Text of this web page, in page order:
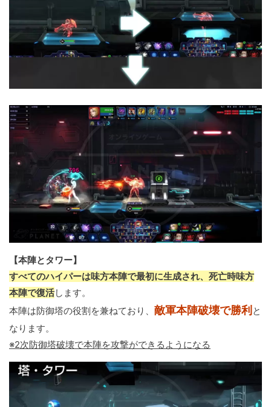
【本陣とタワー】
すべてのハイパーは味方本陣で最初に生成され、死亡時味方
本陣で復活します。
本陣は防御塔の役割を兼ねており、 敵軍本陣破壊で勝利 と
なります。
※2次防御塔破壊で本陣を攻撃ができるようになる